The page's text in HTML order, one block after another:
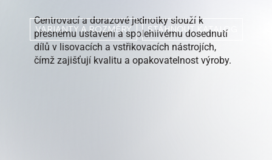
Centrovací a dorazové jednotky slouží k
přesnému ustavení a spolehlivému dosednutí
dílů v lisovacích a vstřikovacích nástrojích,
čímž zajišťují kvalitu a opakovatelnost výroby.
VARIANTY A ROZMĚRY STÁHNOUT KATALOG